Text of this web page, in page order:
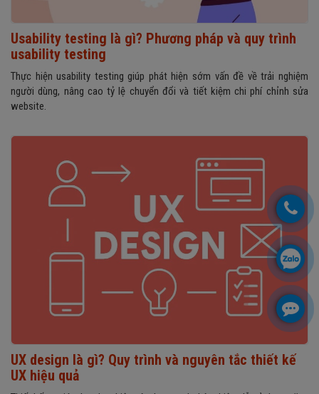
Usability testing là gì? Phương pháp và quy trình
usability testing
Thực hiện usability testing giúp phát hiện sớm vấn đề về trải nghiệm
người dùng, nâng cao tỷ lệ chuyển đổi và tiết kiệm chi phí chỉnh sửa
website.
UX design là gì? Quy trình và nguyên tắc thiết kế
UX hiệu quả